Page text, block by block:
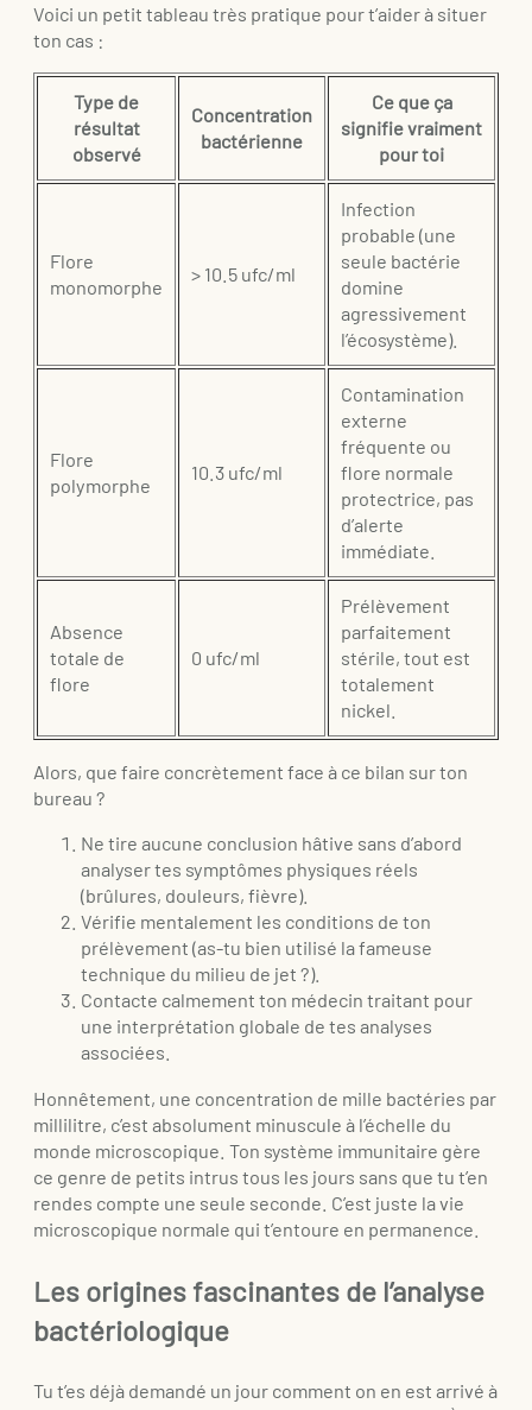
Voici un petit tableau très pratique pour t’aider à situer
ton cas :
Type de
résultat
observé
Concentration
bactérienne
Ce que ça
signifie vraiment
pour toi
Flore
monomorphe
> 10.5 ufc/ml
Infection
probable (une
seule bactérie
domine
agressivement
l’écosystème).
Flore
polymorphe
10.3 ufc/ml
Contamination
externe
fréquente ou
flore normale
protectrice, pas
d’alerte
immédiate.
Absence
totale de
flore
0 ufc/ml
Prélèvement
parfaitement
stérile, tout est
totalement
nickel.
Alors, que faire concrètement face à ce bilan sur ton
bureau ?
Ne tire aucune conclusion hâtive sans d’abord
analyser tes symptômes physiques réels
(brûlures, douleurs, fièvre).
Vérifie mentalement les conditions de ton
prélèvement (as-tu bien utilisé la fameuse
technique du milieu de jet ?).
Contacte calmement ton médecin traitant pour
une interprétation globale de tes analyses
associées.
Honnêtement, une concentration de mille bactéries par
millilitre, c’est absolument minuscule à l’échelle du
monde microscopique. Ton système immunitaire gère
ce genre de petits intrus tous les jours sans que tu t’en
rendes compte une seule seconde. C’est juste la vie
microscopique normale qui t’entoure en permanence.
Les origines fascinantes de l’analyse
bactériologique
Tu t’es déjà demandé un jour comment on en est arrivé à